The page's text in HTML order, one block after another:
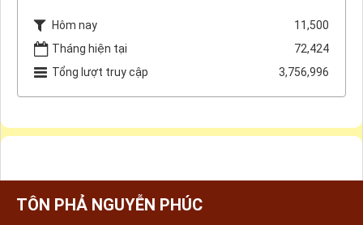
Hôm nay
11,500
Tháng hiện tại
72,424
Tổng lượt truy cập
3,756,996
TÔN PHẢ NGUYỄN PHÚC